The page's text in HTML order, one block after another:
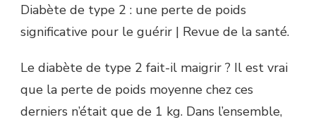
Diabète de type 2 : une perte de poids
significative pour le guérir | Revue de la santé.
Le diabète de type 2 fait-il maigrir ? Il est vrai
que la perte de poids moyenne chez ces
derniers n’était que de 1 kg. Dans l’ensemble,